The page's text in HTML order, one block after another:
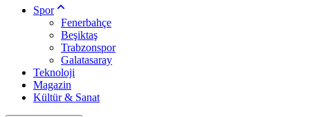
Spor
Fenerbahçe
Beşiktaş
Trabzonspor
Galatasaray
Teknoloji
Magazin
Kültür & Sanat